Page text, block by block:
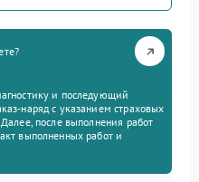
и последующий
наряд с указанием страховых
после выполнения работ
выполненных работ и